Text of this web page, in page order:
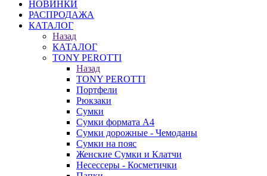
НОВИНКИ
РАСПРОДАЖА
КАТАЛОГ
Назад
КАТАЛОГ
TONY PEROTTI
Назад
TONY PEROTTI
Портфели
Рюкзаки
Сумки
Сумки формата А4
Сумки дорожные - Чемоданы
Сумки на пояс
Женские Сумки и Клатчи
Несессеры - Косметички